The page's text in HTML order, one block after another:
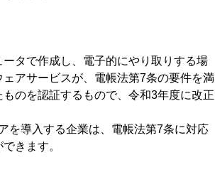
タで作成し、電子的にやり取りする場
アサービスが、電帳法第7条の要件を満
のを認証するもので、令和3年度に改正
を導入する企業は、電帳法第7条に対応
きます。